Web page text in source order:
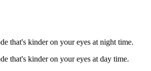
that's kinder on your eyes at night time.
that's kinder on your eyes at day time.